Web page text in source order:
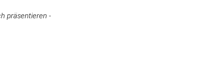
präsentieren -